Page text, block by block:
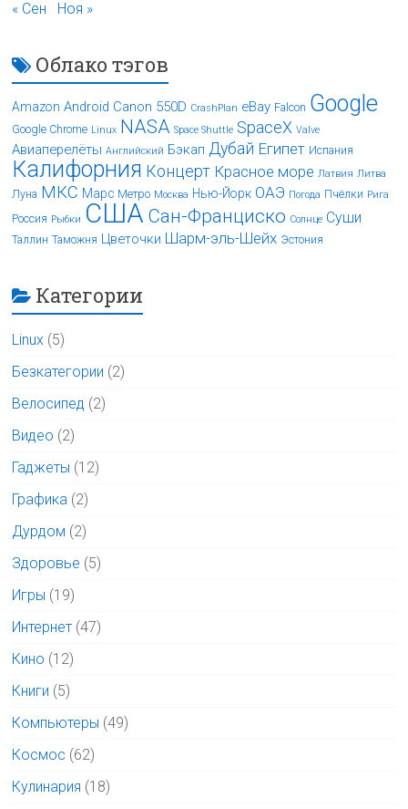
« Сен Ноя »
Облако тэгов
Amazon Android Canon 550D CrashPlan eBay Falcon Google
Google Chrome Linux NASA Space Shuttle SpaceX Valve
Авиаперелёты Английский Бэкап Дубай Египет Испания
Калифорния Концерт Красное море Латвия Литва
Луна МКС Марс Метро Москва Нью-Йорк ОАЭ Погода Пчёлки Рига
Россия Рыбки США Сан-Франциско Солнце Суши
Таллин Таможня Цветочки Шарм-эль-Шейх Эстония
Категории
Linux (5)
Безкатегории (2)
Велосипед (2)
Видео (2)
Гаджеты (12)
Графика (2)
Дурдом (2)
Здоровье (5)
Игры (19)
Интернет (47)
Кино (12)
Книги (5)
Компьютеры (49)
Космос (62)
Кулинария (18)